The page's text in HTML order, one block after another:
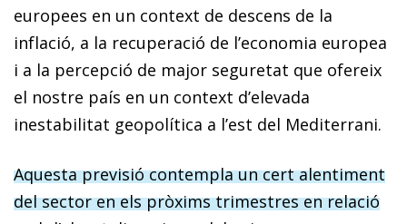
europees en un context de descens de la
inflació, a la recuperació de l’economia europea
i a la percepció de major seguretat que ofereix
el nostre país en un context d’elevada
inestabilitat geopolítica a l’est del Mediterrani.
Aquesta previsió contempla un cert alentiment
del sector en els pròxims trimestres en relació